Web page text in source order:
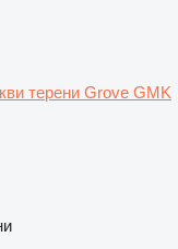
терени Grove GMK